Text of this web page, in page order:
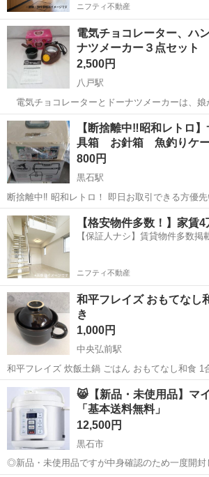
ニフティ不動産
電気チョコレーター、ハ
ナツメーカー３点セッ
2,500円
八戸駅
電気チョコレーターとドーナツメーカーは、娘
で、しまい込んでいました。 「手作りチョコは
さないと、風味が無くなる」と、こだわってい
ったようです。 ハンドミキサーは、ヒ...
青森 八戸市 八戸駅 キッチン家電
【断捨離中‼️昭和レト
具箱 お針箱 魚釣りケ
800円
黒石駅
断捨離中‼️ 昭和レトロ！ 即日お取引できる方優
行ったのではないでしょうか 工具箱 お針箱 魚釣りケース サムシング
黒石駅にてお取引をお願いいたします🙂‍↕️
青森 黒石市 黒石駅 キッチン家電
【格安物件多数！】家賃
【保証人ナシ】賃貸物件多数掲
ニフティ不動産
和平フレイズ おもてなし
き
1,000円
中央弘前駅
和平フレイズ 炊飯土鍋 ごはん おもてなし和食 1
ンジ OR-7108 数える程度しか使用しておらず、数年自宅で保管してま
した。 蓋の一部分に欠けがございます。画像4
箱、取説ござ...
青森 弘前市 中央弘前駅 キッチン家電
😸【新品・未使用品】マ
「基本送料無料」
12,500円
黒石市
◎新品・未使用品ですが中身確認のため一度開封してい